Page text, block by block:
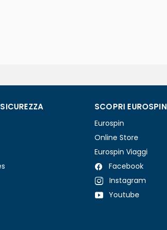
SCOPRI EUROSPIN
Eurospin
Online Store
Eurospin Viaggi
Facebook
Instagram
Youtube